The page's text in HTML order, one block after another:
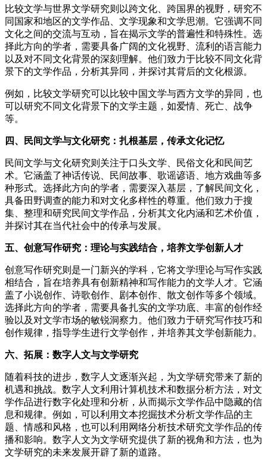
比较文学与世界文学研究则以跨文化、跨国界的视野，研究不
同国家和地区的文学作品、文学现象和文学思潮。它强调不同
文化之间的交流与互动，旨在揭示文学的普遍性和特殊性。选
择此方向的学者，需要具备广阔的文化视野、流利的语言能力
以及对不同文化背景的深刻理解。他们致力于比较不同文化背
景下的文学作品，分析其异同，并探讨其背后的文化根源。
例如，比较文学研究可以比较中国文学与西方文学的异同，也
可以研究不同文化背景下的文学主题，如爱情、死亡、战争
等。
四、民间文学与文化研究：扎根基层，传承文化记忆
民间文学与文化研究则关注于口头文学、民俗文化和民间艺
术。它涵盖了神话传说、民间故事、歌谣谚语、地方戏曲等多
种形式。选择此方向的学者，需要深入基层，了解民间文化，
具备田野调查的能力和对文化多样性的尊重。他们致力于搜
集、整理和研究民间文学作品，分析其文化内涵和艺术价值，
并探讨其在当代社会中的传承与发展。
五、创意写作研究：理论与实践结合，培养文学创新人才
创意写作研究则是一门新兴的学科，它将文学理论与写作实践
相结合，旨在培养具有创新精神和写作能力的文学人才。它涵
盖了小说创作、诗歌创作、剧本创作、散文创作等多个领域。
选择此方向的学者，需要具备扎实的文学功底、丰富的创作经
验以及对文学市场的敏锐洞察力。他们致力于研究写作技巧和
创作规律，指导学生进行文学创作，并培养其文学创新能力。
六、拓展：数字人文与文学研究
随着科技的进步，数字人文逐渐兴起，为文学研究带来了新的
机遇和挑战。数字人文利用计算机技术和数据分析方法，对文
学作品进行数字化处理和分析，从而揭示文学作品中隐藏的信
息和规律。例如，可以利用文本挖掘技术分析文学作品的主
题、情感和风格，也可以利用网络分析技术研究文学作品的传
播和影响。数字人文为文学研究提供了新的视角和方法，也为
文学研究的未来发展开辟了新的道路。